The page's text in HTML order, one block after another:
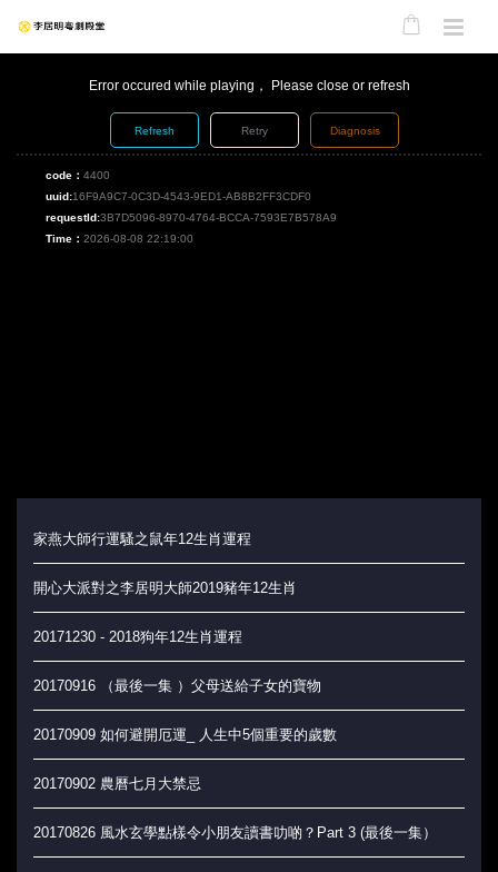
Error occured while playing， Please close or refresh
Refresh Retry Diagnosis
code： 4400
uuid:16F9A9C7-0C3D-4543-9ED1-AB8B2FF3CDF0
requestId:3B7D5096-8970-4764-BCCA-7593E7B578A9
Time： 2026-08-08 22:19:00
家燕大師行運騷之鼠年12生肖運程
開心大派對之李居明大師2019豬年12生肖
20171230 - 2018狗年12生肖運程
20170916 （最後一集 ）父母送給子女的寶物
20170909 如何避開厄運_ 人生中5個重要的歲數
20170902 農曆七月大禁忌
20170826 風水玄學點樣令小朋友讀書叻啲？Part 3 (最後一集）